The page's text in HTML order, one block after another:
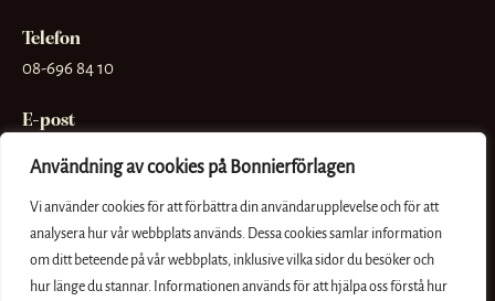
Användning av cookies på Bonnierförlagen
Vi använder cookies för att förbättra din användarupplevelse och för att
analysera hur vår webbplats används. Dessa cookies samlar information
om ditt beteende på vår webbplats, inklusive vilka sidor du besöker och
hur länge du stannar. Informationen används för att hjälpa oss förstå hur
Telefon
08-696 84 10
E-post
Besöksadress
Sveavägen 56
Postadress